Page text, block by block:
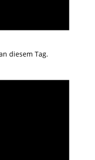
diesem Tag.